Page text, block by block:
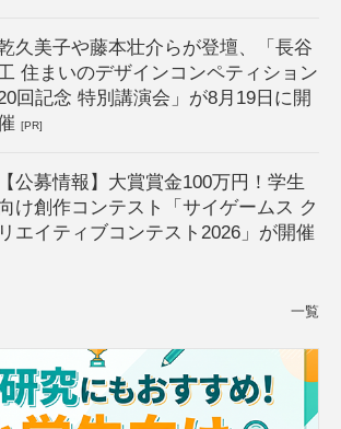
久美子や藤本壮介らが登壇、「長谷
住まいのデザインコンペティション
回記念 特別講演会」が8月19日に開
[PR]
【公募情報】大賞賞金100万円！学生
け創作コンテスト「サイゲームス ク
リエイティブコンテスト2026」が開催
一覧